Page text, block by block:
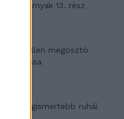
örökölt árnyak 13. rész
Woody Allen megosztó
zsenialitása
A világ legismertebb ruhái